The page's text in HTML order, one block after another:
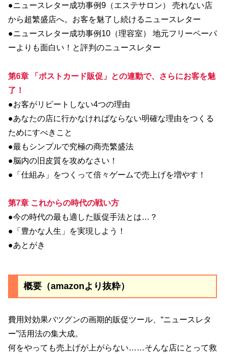
●ニュースレター成功事例9（エステサロン） 売れない店
から超繁盛店へ。お客を魅了し続けるニュースレター
●ニュースレター成功事例10（理容室） 地元フリーペーパ
ーよりも面白い！と評判のニュースレター
第6章 「ポストカード販促」との連動で、さらにお客を魅
了！
●お客がリピートしない4つの理由
●あなたの店に行かなければならない明確な理由をつくる
ためにすべきこと
●最もシンプルで究極の商売繁盛法
●脳内の旧皮質を攻めなさい！
●「仕組み」をつくって倍々ゲームで売上げを増やす！
第7章 これからの時代の戦い方
●今の時代の最も適した販促手法とは…？
●「豊かな人生」を実現しよう！
●あとがき
概要（amazonより抜粋）
費用対効果バツグンの画期的販促ツール、“ニュースレタ
ー”活用法の集大成。
何をやっても売上げが上がらない……そんな店にとって救